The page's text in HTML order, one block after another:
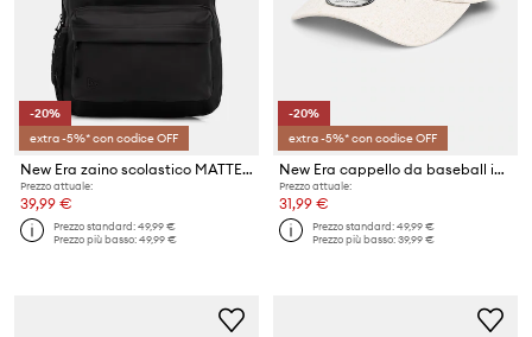
-20%
extra -5%* con codice OFF
New Era zaino scolastico MATTE PU STADIUM NYY
Prezzo attuale:
39,99 €
Prezzo standard:49,99 €
Prezzo più basso:49,99 €
-20%
extra -5%* con codice OFF
New Era cappello da baseball in misto lino LINEN 9TWENTY®
Prezzo attuale:
31,99 €
Prezzo standard:49,99 €
Prezzo più basso:39,99 €